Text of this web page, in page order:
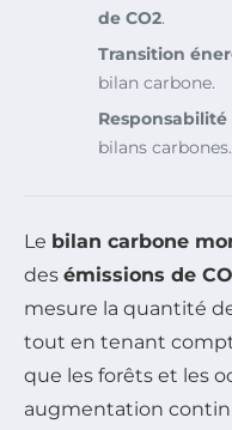
de CO2.
Transition
bilan carbone.
bilans carbones.
Le bilan carbone
des émissions de
mesure la quantité
tout en tenant
que les forêts et les
augmentation